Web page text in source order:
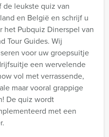
de leukste quiz van
en België en schrijf u
het Pubquiz Dinerspel van
Tour Guides. Wij
voor uw groepsuitje
een wervelende
vol met verrassende,
maar vooral grappige
De quiz wordt
met een